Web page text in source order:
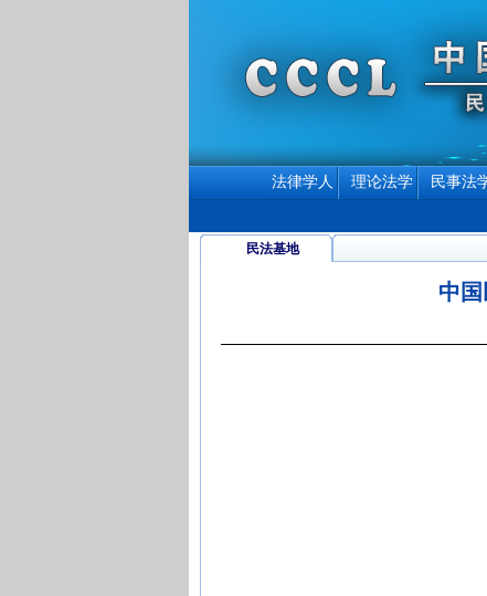
法律学人 理论法学 民事法
民法基地
中国